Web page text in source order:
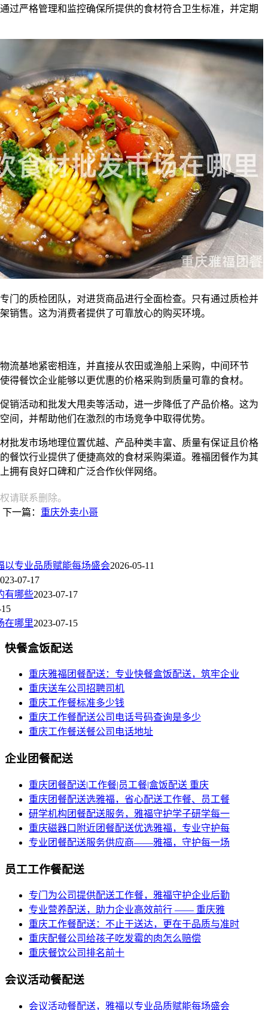
过严格管理和监控确保所提供的食材符合卫生标准，并定期
门的质检团队，对进货商品进行全面检查。只有通过质检并
销售。这为消费者提供了可靠放心的购买环境。
流基地紧密相连，并直接从农田或渔船上采购，中间环节
得餐饮企业能够以更优惠的价格采购到质量可靠的食材。
销活动和批发大甩卖等活动，进一步降低了产品价格。这为
间，并帮助他们在激烈的市场竞争中取得优势。
批发市场地理位置优越、产品种类丰富、质量有保证且价格
餐饮行业提供了便捷高效的食材采购渠道。雅福团餐作为其
拥有良好口碑和广泛合作伙伴网络。
请联系删除。
下一篇： 重庆外卖小哥
以专业品质赋能每场盛会2026-05-11
07-17
有哪些2023-07-17
在哪里2023-07-15
快餐盒饭配送
重庆雅福团餐配送：专业快餐盒饭配送，筑牢企业
重庆送车公司招聘司机
重庆工作餐标准多少钱
重庆工作餐配送公司电话号码查询是多少
重庆工作餐送餐公司电话地址
企业团餐配送
重庆团餐配送|工作餐|员工餐|盒饭配送 重庆
重庆团餐配送选雅福，省心配送工作餐、员工餐
研学机构团餐配送服务，雅福守护学子研学每一
重庆磁器口附近团餐配送优选雅福，专业守护每
专业团餐配送服务供应商——雅福，守护每一场
员工工作餐配送
专门为公司提供配送工作餐，雅福守护企业后勤
专业营养配送，助力企业高效前行 —— 重庆雅
重庆工作餐配送：不止于送达，更在于品质与准时
重庆配餐公司给孩子吃发霉的肉怎么赔偿
重庆餐饮公司排名前十
会议活动餐配送
会议活动餐配送，雅福以专业品质赋能每场盛会